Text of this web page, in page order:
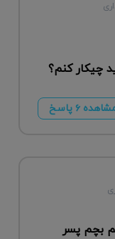
چیکار کنم؟
۶ پاسخ
بچم پسر